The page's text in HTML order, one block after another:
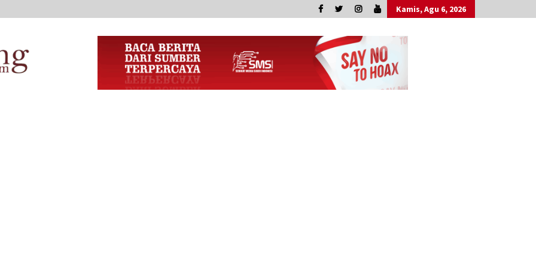
Kamis, Agu 6, 2026